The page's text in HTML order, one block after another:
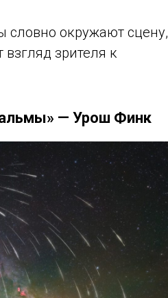
словно окружают сцену,
зрителя к
— Урош Финк